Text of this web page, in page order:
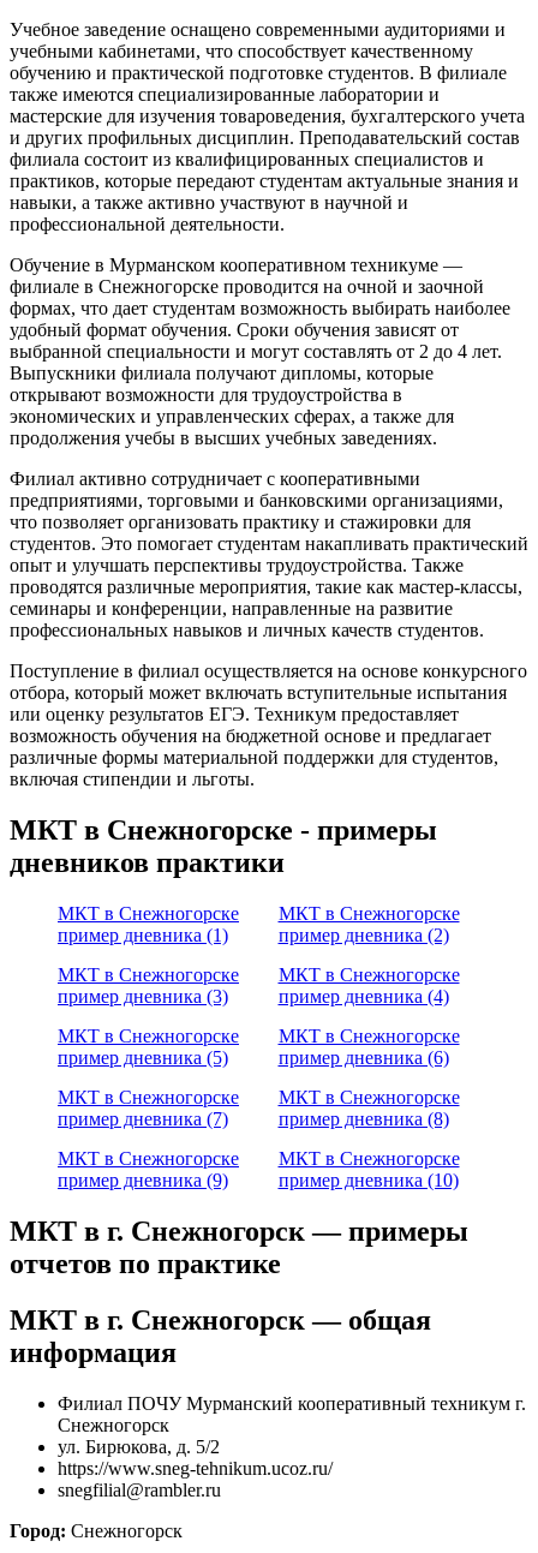
Учебное заведение оснащено современными аудиториями и
учебными кабинетами, что способствует качественному
обучению и практической подготовке студентов. В филиале
также имеются специализированные лаборатории и
мастерские для изучения товароведения, бухгалтерского учета
и других профильных дисциплин. Преподавательский состав
филиала состоит из квалифицированных специалистов и
практиков, которые передают студентам актуальные знания и
навыки, а также активно участвуют в научной и
профессиональной деятельности.
Обучение в Мурманском кооперативном техникуме —
филиале в Снежногорске проводится на очной и заочной
формах, что дает студентам возможность выбирать наиболее
удобный формат обучения. Сроки обучения зависят от
выбранной специальности и могут составлять от 2 до 4 лет.
Выпускники филиала получают дипломы, которые
открывают возможности для трудоустройства в
экономических и управленческих сферах, а также для
продолжения учебы в высших учебных заведениях.
Филиал активно сотрудничает с кооперативными
предприятиями, торговыми и банковскими организациями,
что позволяет организовать практику и стажировки для
студентов. Это помогает студентам накапливать практический
опыт и улучшать перспективы трудоустройства. Также
проводятся различные мероприятия, такие как мастер-классы,
семинары и конференции, направленные на развитие
профессиональных навыков и личных качеств студентов.
Поступление в филиал осуществляется на основе конкурсного
отбора, который может включать вступительные испытания
или оценку результатов ЕГЭ. Техникум предоставляет
возможность обучения на бюджетной основе и предлагает
различные формы материальной поддержки для студентов,
включая стипендии и льготы.
МКТ в Снежногорске - примеры
дневников практики
МКТ в Снежногорске
пример дневника (1)
МКТ в Снежногорске
пример дневника (2)
МКТ в Снежногорске
пример дневника (3)
МКТ в Снежногорске
пример дневника (4)
МКТ в Снежногорске
пример дневника (5)
МКТ в Снежногорске
пример дневника (6)
МКТ в Снежногорске
пример дневника (7)
МКТ в Снежногорске
пример дневника (8)
МКТ в Снежногорске
пример дневника (9)
МКТ в Снежногорске
пример дневника (10)
МКТ в г. Снежногорск — примеры
отчетов по практике
МКТ в г. Снежногорск — общая
информация
Филиал ПОЧУ Мурманский кооперативный техникум г.
Снежногорск
ул. Бирюкова, д. 5/2
https://www.sneg-tehnikum.ucoz.ru/
snegfilial@rambler.ru
Город: Снежногорск